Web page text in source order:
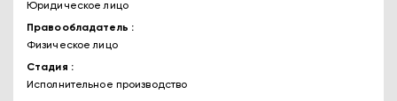
Юридическое лицо
Правообладатель
Физическое лицо
Стадия
Исполнительное производство